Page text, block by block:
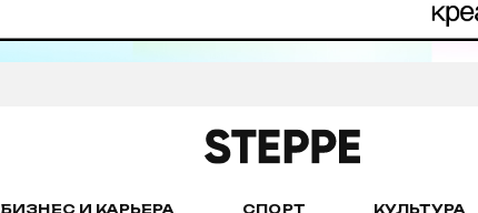
БИЗНЕС И КАРЬЕРА СПОРТ КУЛЬТУРА